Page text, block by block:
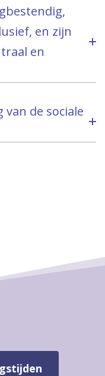
en zijn
en
de sociale